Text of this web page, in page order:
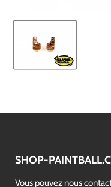
SHOP-
Vous pouvez nous